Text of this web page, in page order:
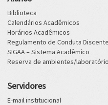
Biblioteca
Calendários Acadêmicos
Horários Acadêmicos
Regulamento de Conduta Discente
SIGAA – Sistema Acadêmico
Reserva de ambientes/
Servidores
E-mail institucional